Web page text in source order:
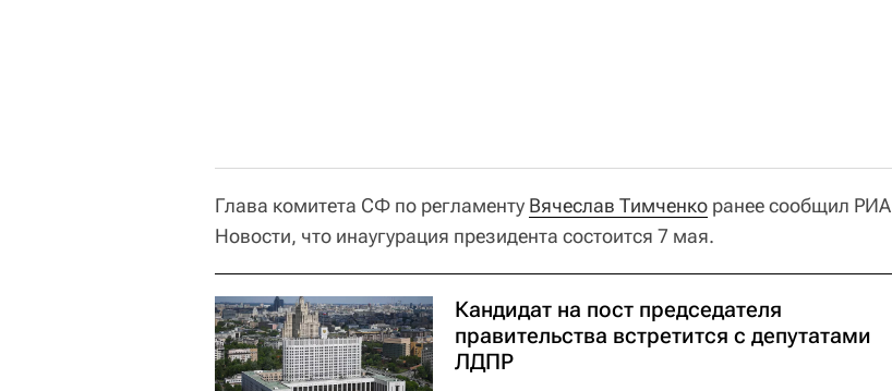
Глава комитета СФ по регламенту Вячеслав Тимченко ранее сообщил РИА
Новости, что инаугурация президента состоится 7 мая.
Кандидат на пост председателя
правительства встретится с депутатами
ЛДПР